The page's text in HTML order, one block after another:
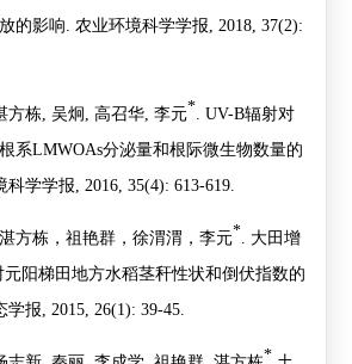
的影响
农业环境科学学报 , 2018, 37(2):
方栋 吴炯 高召华, 李元* . UV-B辐射对
系LMWOAs分泌量和根际微生物数量的
科学学报 , 2016, 35(4): 613-619.
方栋，祖艳群，徐渭渭，李元*
大田增
元阳梯田地方水稻茎秆性状和倒伏指数的
学报 , 2015, 26(1): 39-45.
*